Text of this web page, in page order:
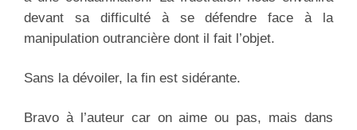
devant sa difficulté à se défendre face à la
manipulation outrancière dont il fait l’objet.
Sans la dévoiler, la fin est sidérante.
Bravo à l’auteur car on aime ou pas, mais dans